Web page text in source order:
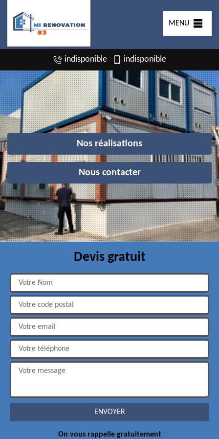
MENU
indisponible indisponible
Nos réalisations
Nous contacter
Devis gratuit
On vous rappelle gratuitement